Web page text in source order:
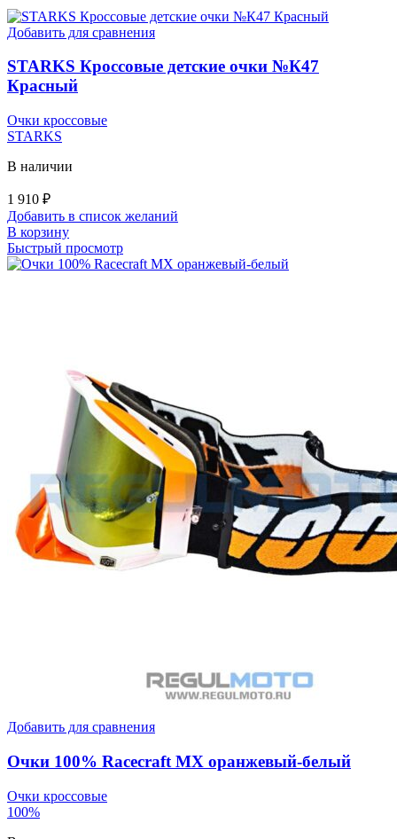
Добавить для сравнения
STARKS Кроссовые детские очки №К47
Красный
Очки кроссовые
STARKS
В наличии
1 910 ₽
Добавить в список желаний
В корзину
Быстрый просмотр
Добавить для сравнения
Очки 100% Racecraft MX оранжевый-белый
Очки кроссовые
100%